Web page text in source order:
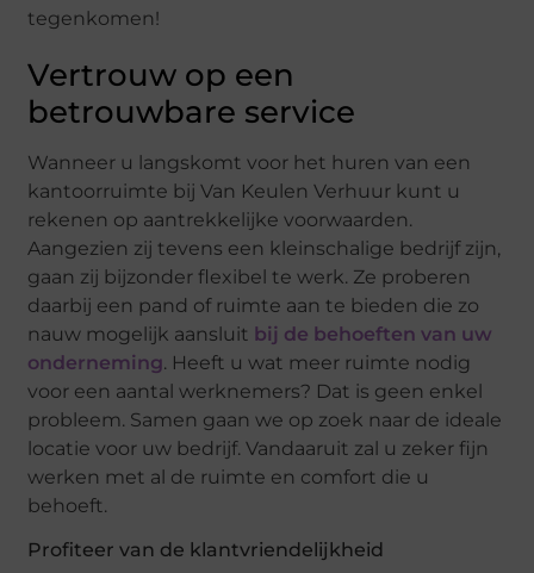
tegenkomen!
Vertrouw op een
betrouwbare service
Wanneer u langskomt voor het huren van een
kantoorruimte bij Van Keulen Verhuur kunt u
rekenen op aantrekkelijke voorwaarden.
Aangezien zij tevens een kleinschalige bedrijf zijn,
gaan zij bijzonder flexibel te werk. Ze proberen
daarbij een pand of ruimte aan te bieden die zo
nauw mogelijk aansluit bij de behoeften van uw
onderneming. Heeft u wat meer ruimte nodig
voor een aantal werknemers? Dat is geen enkel
probleem. Samen gaan we op zoek naar de ideale
locatie voor uw bedrijf. Vandaaruit zal u zeker fijn
werken met al de ruimte en comfort die u
behoeft.
Profiteer van de klantvriendelijkheid